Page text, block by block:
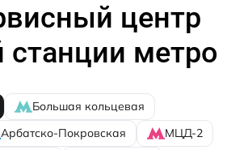
центр
метро
Большая кольцевая
Арбатско-Покровская МЦД-2